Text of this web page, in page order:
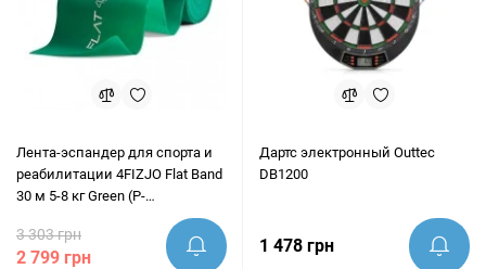
Лента-эспандер для спорта и
реабилитации 4FIZJO Flat Band
30 м 5-8 кг Green (P-
3 303 грн
2 799 грн
Дартс электронный Outtec
DB1200
1 478 грн